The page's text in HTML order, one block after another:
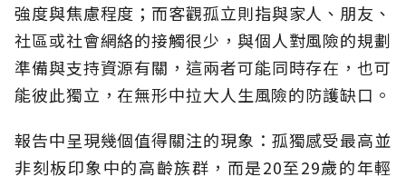
強度與焦慮程度；而客觀孤立則指與家人、朋友、
社區或社會網絡的接觸很少，與個人對風險的規劃
準備與支持資源有關，這兩者可能同時存在，也可
能彼此獨立，在無形中拉大人生風險的防護缺口。
報告中呈現幾個值得關注的現象：孤獨感受最高並
非刻板印象中的高齡族群，而是20至29歲的年輕